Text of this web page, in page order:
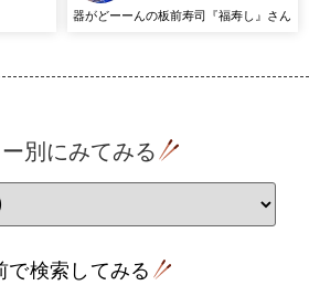
器がどーーんの板前寿司『福寿し』さん
別にみてみる
で検索してみる